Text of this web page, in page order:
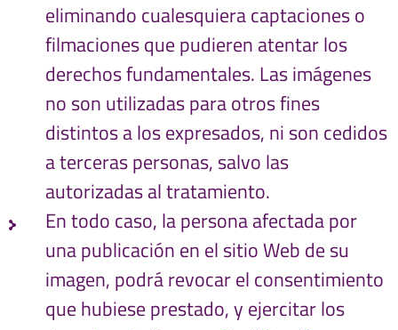
eliminando cualesquiera captaciones o
filmaciones que pudieren atentar los
derechos fundamentales. Las imágenes
no son utilizadas para otros fines
distintos a los expresados, ni son cedidos
a terceras personas, salvo las
autorizadas al tratamiento.
En todo caso, la persona afectada por
una publicación en el sitio Web de su
imagen, podrá revocar el consentimiento
que hubiese prestado, y ejercitar los